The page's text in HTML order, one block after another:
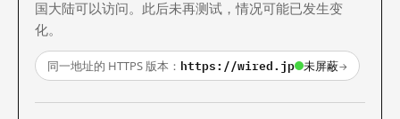
国大陆可以访问。此后未再测试，情况可能已发生变
化。
同一地址的 HTTPS 版本： https://wired.jp 未屏蔽→